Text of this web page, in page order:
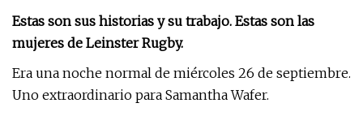
Estas son sus historias y su trabajo. Estas son las
mujeres de Leinster Rugby.
Era una noche normal de miércoles 26 de septiembre.
Uno extraordinario para Samantha Wafer.